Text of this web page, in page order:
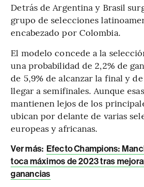
Detrás de Argentina y Brasil
grupo de selecciones
encabezado por Colombia.
El modelo concede a la
una probabilidad de 2,2% de
de 5,9% de alcanzar la final y de
llegar a semifinales. Aunque
mantienen lejos de los
ubican por delante de varias
europeas y africanas.
Ver más: Efecto Champions:
toca máximos de 2023 tras
ganancias